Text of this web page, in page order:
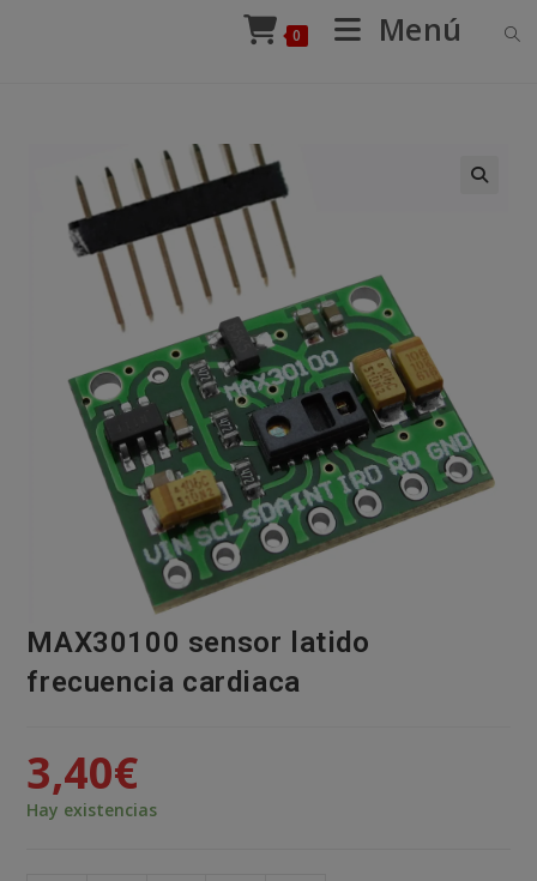
0 Menú
MAX30100 sensor latido
frecuencia cardiaca
3,40€
Hay existencias